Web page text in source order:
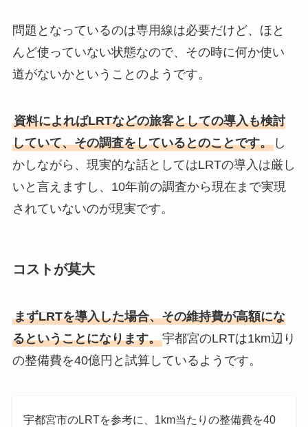
問題となっているのは専用線は必要だけど、ほと
んど使っていない状態なので、その時に何か使い
道がないかということのようです。
資料によればLRTなどの旅客としての導入も検討
していて、その調査をしているとのことです。し
かしながら、現実的な話としてはLRTの導入は厳し
いと言えますし、10年前の調査から現在まで実現
されていないのが現実です。
コストが莫大
まずLRTを導入した場合、その維持費が高額にな
るということになります。宇都宮のLRTは1km辺り
の整備費を40億円と試算しているようです。
宇都宮市のLRTを参考に、1km当たりの整備費を40